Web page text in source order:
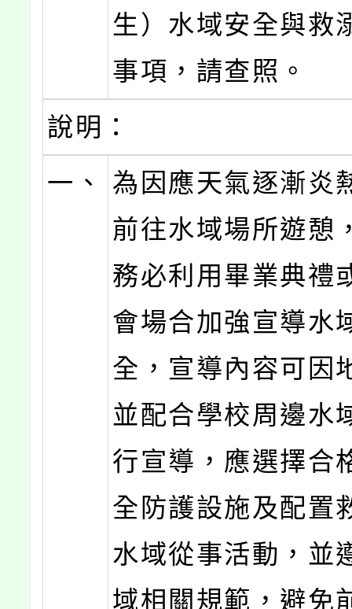
生）水域安全與救
事項，請查照。
說明：
一、
為因應天氣逐漸炎
前往水域場所遊憩
務必利用畢業典禮
會場合加強宣導水
全，宣導內容可因
並配合學校周邊水
行宣導，應選擇合
全防護設施及配置
水域從事活動，並
域相關規範，避免